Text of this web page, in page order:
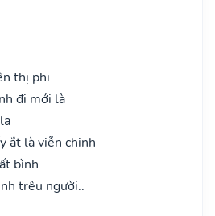
thị phi
đi mới là
ắt là viễn chinh
bình
trêu người..